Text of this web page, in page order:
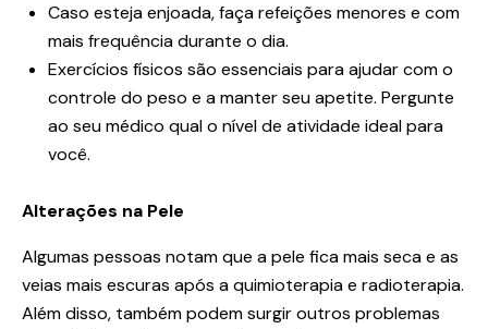
Caso esteja enjoada, faça refeições menores e com
mais frequência durante o dia.
Exercícios físicos são essenciais para ajudar com o
controle do peso e a manter seu apetite. Pergunte
ao seu médico qual o nível de atividade ideal para
você.
Alterações na Pele
Algumas pessoas notam que a pele fica mais seca e as
veias mais escuras após a quimioterapia e radioterapia.
Além disso, também podem surgir outros problemas